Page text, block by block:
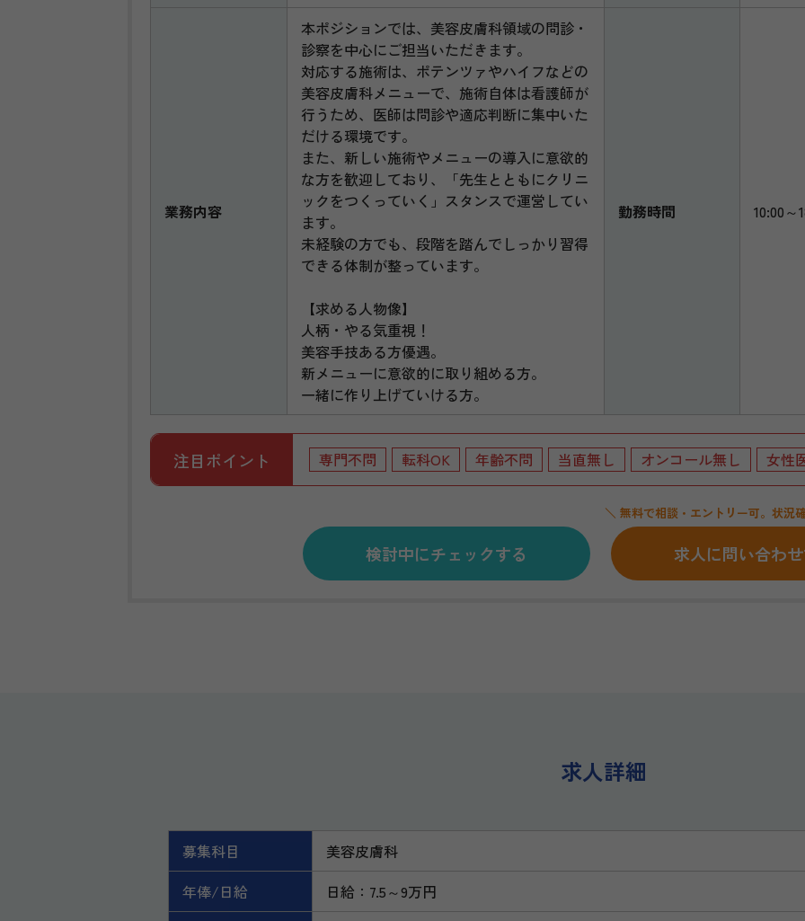
業務内容
本ポジションでは、美容皮膚科領域の問診・
診察を中心にご担当いただきます。
対応する施術は、ポテンツァやハイフなどの
美容皮膚科メニューで、施術自体は看護師が
行うため、医師は問診や適応判断に集中いた
だける環境です。
また、新しい施術やメニューの導入に意欲的
な方を歓迎しており、「先生とともにクリニ
ックをつくっていく」スタンスで運営してい
ます。
未経験の方でも、段階を踏んでしっかり習得
できる体制が整っています。
【求める人物像】
人柄・やる気重視！
美容手技ある方優遇。
新メニューに意欲的に取り組める方。
一緒に作り上げていける方。
勤務時間 10:00～
注目ポイント 専門不問 転科OK 年齢不問 当直無し オンコール無し 女性
検討中にチェックする
＼ 無料で相談・エントリー可。状況
求人に問い合わ
求人詳細
募集科目
美容皮膚科
年俸/日給
日給：7.5～9万円